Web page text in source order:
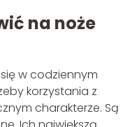
na noże
w codziennym
korzystania z
charakterze. Są